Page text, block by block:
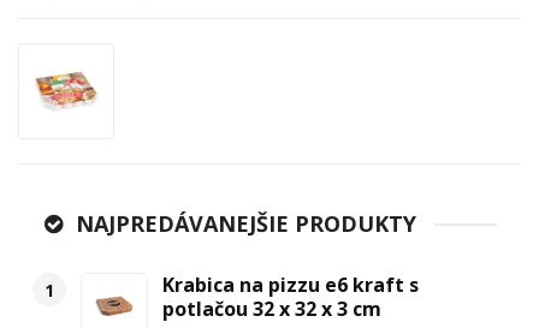
NAJPREDÁVANEJŠIE PRODUKTY
1
Krabica na pizzu e6 kraft s
potlačou 32 x 32 x 3 cm